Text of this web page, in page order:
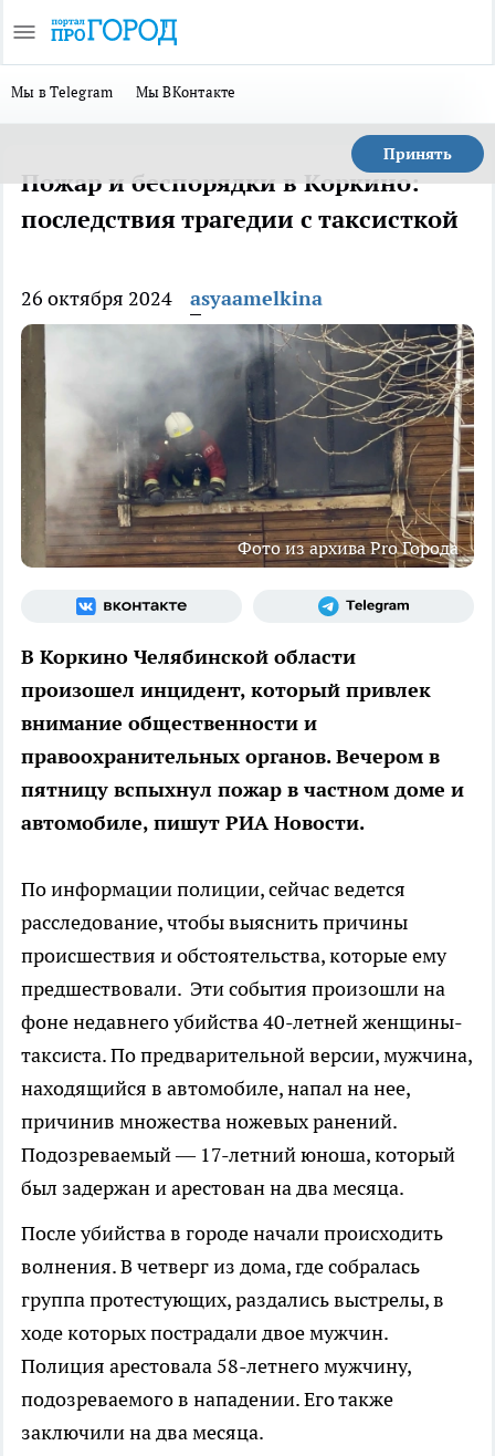
Мы в Telegram Мы ВКонтакте
Принять
Пожар и беспорядки в Коркино:
последствия трагедии с таксисткой
26 октября 2024 asyaamelkina
Фото из архива Pro Города
В Коркино Челябинской области
произошел инцидент, который привлек
внимание общественности и
правоохранительных органов. Вечером в
пятницу вспыхнул пожар в частном доме и
автомобиле, пишут РИА Новости.
По информации полиции, сейчас ведется
расследование, чтобы выяснить причины
происшествия и обстоятельства, которые ему
предшествовали. Эти события произошли на
фоне недавнего убийства 40-летней женщины-
таксиста. По предварительной версии, мужчина,
находящийся в автомобиле, напал на нее,
причинив множества ножевых ранений.
Подозреваемый — 17-летний юноша, который
был задержан и арестован на два месяца.
После убийства в городе начали происходить
волнения. В четверг из дома, где собралась
группа протестующих, раздались выстрелы, в
ходе которых пострадали двое мужчин.
Полиция арестовала 58-летнего мужчину,
подозреваемого в нападении. Его также
заключили на два месяца.